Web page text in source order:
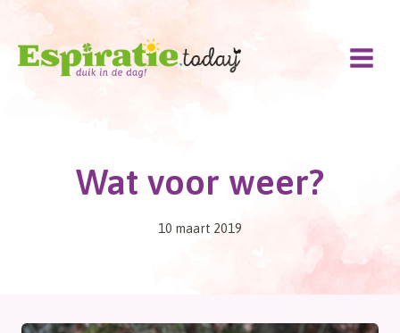
Doorgaan
inhoud
Wat voor weer?
10 maart 2019